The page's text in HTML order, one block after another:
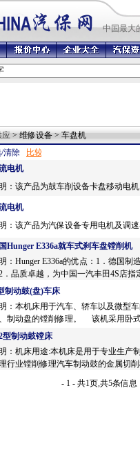
中国最大
应 > 维修设备 > 车盘机
清除
电机
：该产品为鼓车削设备卡盘移动电
电机
：该产品为汽保设备专用电机及调
Hunger E336a就车式刹车盘镗削机
：Hunger E336a的优点：1．德国制
．品质卓越，为中国一汽丰田4S店
制动鼓(盘)车床
：本机床用于汽车、轿车以及微型
制动盘的镗削修理。 该机采用卧
型制动鼓镗床
：机床用途:本机床是用于专业生产
行业镗削修理汽车制动鼓的金属切
- 1 - 共1页,共5条信息